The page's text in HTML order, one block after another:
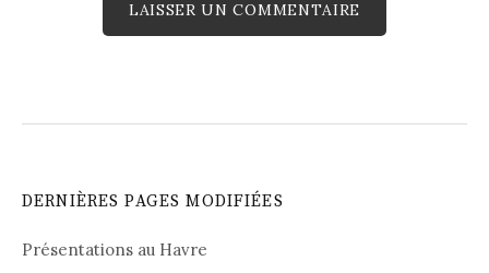
DERNIÈRES PAGES MODIFIÉES
Présentations au Havre